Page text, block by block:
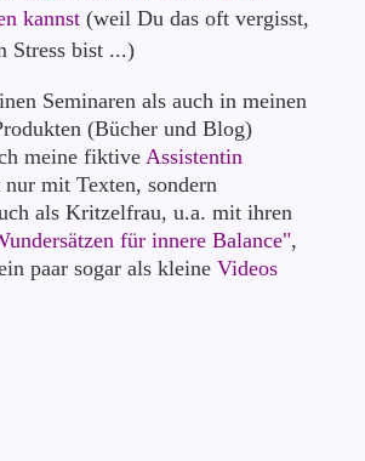
kannst (weil Du das oft vergisst,
Stress bist ...)
Seminaren als auch in meinen
(Bücher und Blog)
meine fiktive Assistentin
mit Texten, sondern
als Kritzelfrau, u.a. mit ihren
für innere Balance",
paar sogar als kleine Videos